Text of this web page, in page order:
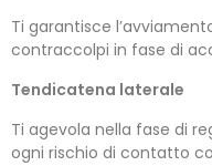
Ti garantisce
contraccolpi in fase di
Tendicatena laterale
Ti agevola nella fase di
ogni rischio di contatto